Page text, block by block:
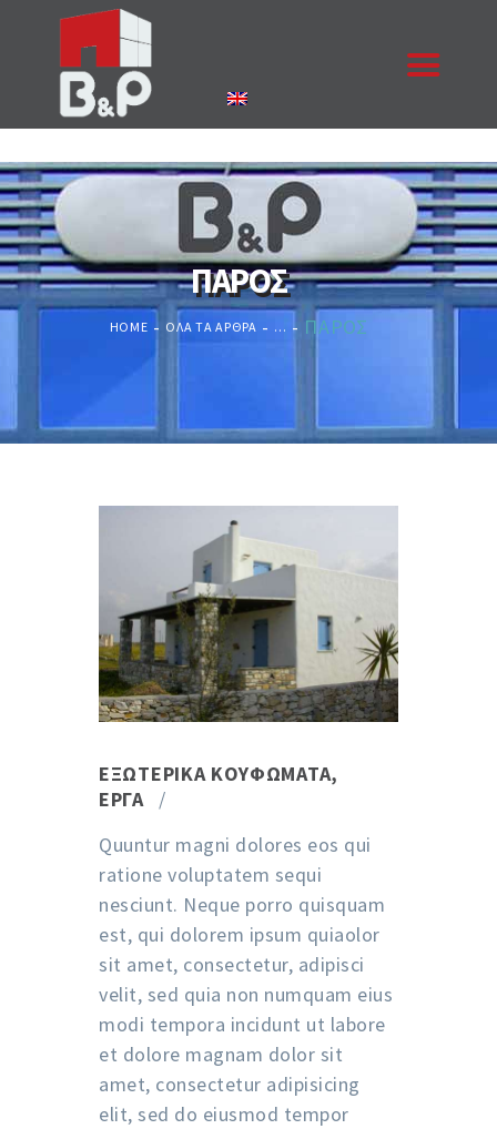
ΠΑΡΟΣ
HOME ΌΛΑ ΤΑ ΆΡΘΡΑ ... ΠΑΡΟΣ
ΑΡΧΙΚΉ
Η ΕΤΑΙΡΙΑ
ΠΡΟΪΌΝΤΑ
ΈΡΓΑ
ΕΠΙΚΟΙΝΩΝΊΑ
ΠΙΣΤΟΠΟΙΉΣΕΙΣ
ΕΞΩΤΕΡΙΚΆ ΚΟΥΦΏΜΑΤΑ,
ΈΡΓΑ
Quuntur magni dolores eos qui
ratione voluptatem sequi
nesciunt. Neque porro quisquam
est, qui dolorem ipsum quiaolor
sit amet, consectetur, adipisci
velit, sed quia non numquam eius
modi tempora incidunt ut labore
et dolore magnam dolor sit
amet, consectetur adipisicing
elit, sed do eiusmod tempor